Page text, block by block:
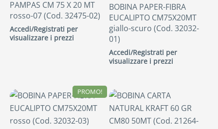
PAMPAS CM 75 X 20 MT
rosso-07 (Cod. 32475-02)
Accedi/Registrati per
visualizzare i prezzi
BOBINA PAPER-FIBRA
EUCALIPTO CM75X20MT
giallo-scuro (Cod. 32032-
01)
Accedi/Registrati per
visualizzare i prezzi
PROMO!